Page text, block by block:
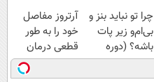
چرا تو نباید بنز و
بی‌ام‌و زیر پات
باشه؟ (دوره
رایگان درآمد
میلیاردی)
آرتروز مفاصل
خود را به طور
قطعی درمان
کنید!
◗پرسش‌نامه◖